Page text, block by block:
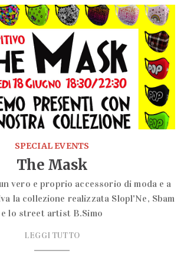
SPECIAL EVENTS
The Mask
vero e proprio accessorio di moda e a
la collezione realizzata Slopl'Ne, Sbam
e lo street artist B.Simo
LEGGI TUTTO